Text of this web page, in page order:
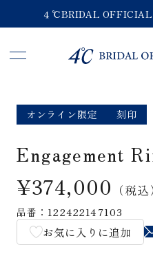
４℃BRIDAL OFFICIAL
オンライン限定 刻印
Engagement
¥374,000 （税込
品番：122422147103
お気に入りに追加